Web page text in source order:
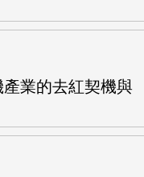
業的去紅契機與